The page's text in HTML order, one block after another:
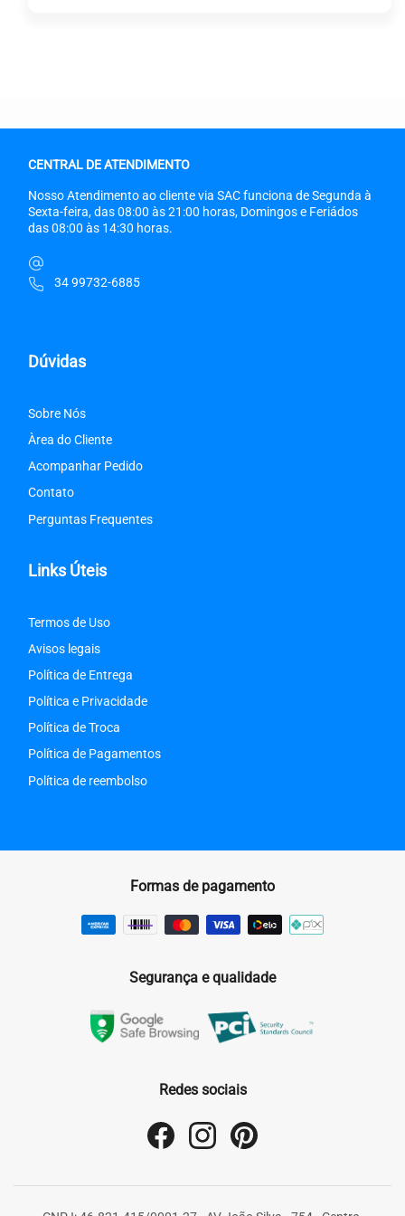
CENTRAL DE ATENDIMENTO
Nosso Atendimento ao cliente via SAC funciona de Segunda à
Sexta-feira, das 08:00 às 21:00 horas, Domingos e Feriádos
das 08:00 às 14:30 horas.
34 99732-6885
Dúvidas
Sobre Nós
Àrea do Cliente
Acompanhar Pedido
Contato
Perguntas Frequentes
Links Úteis
Termos de Uso
Avisos legais
Política de Entrega
Política e Privacidade
Política de Troca
Política de Pagamentos
Política de reembolso
Formas de pagamento
Segurança e qualidade
Redes sociais